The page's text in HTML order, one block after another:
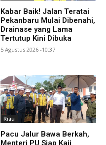
Kabar Baik! Jalan Teratai
Pekanbaru Mulai Dibenahi,
Drainase yang Lama
Tertutup Kini Dibuka
5 Agustus 2026 -10:37
Riau
Pacu Jalur Bawa Berkah,
Menteri PU Siap Kaji